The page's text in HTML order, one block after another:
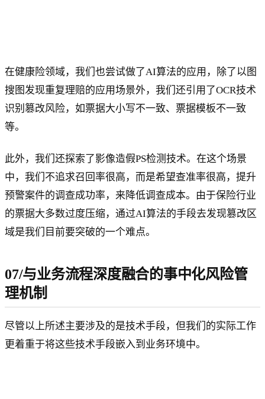
在健康险领域，我们也尝试做了AI算法的应用，除了以图
搜图发现重复理赔的应用场景外，我们还引用了OCR技术
识别篡改风险，如票据大小写不一致、票据模板不一致
等。
此外，我们还探索了影像造假PS检测技术。在这个场景
中，我们不追求召回率很高，而是希望查准率很高，提升
预警案件的调查成功率，来降低调查成本。由于保险行业
的票据大多数过度压缩，通过AI算法的手段去发现篡改区
域是我们目前要突破的一个难点。
07/与业务流程深度融合的事中化风险管
理机制
尽管以上所述主要涉及的是技术手段，但我们的实际工作
更着重于将这些技术手段嵌入到业务环境中。